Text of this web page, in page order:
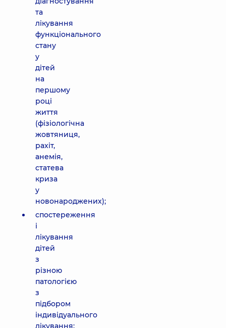
та
лікування
функціонального
стану
у
дітей
на
першому
році
життя
(фізіологічна
жовтяниця,
рахіт,
анемія,
статева
криза
у
новонароджених);
спостереження
і
лікування
дітей
з
різною
патологією
з
підбором
індивідуального
лікування: